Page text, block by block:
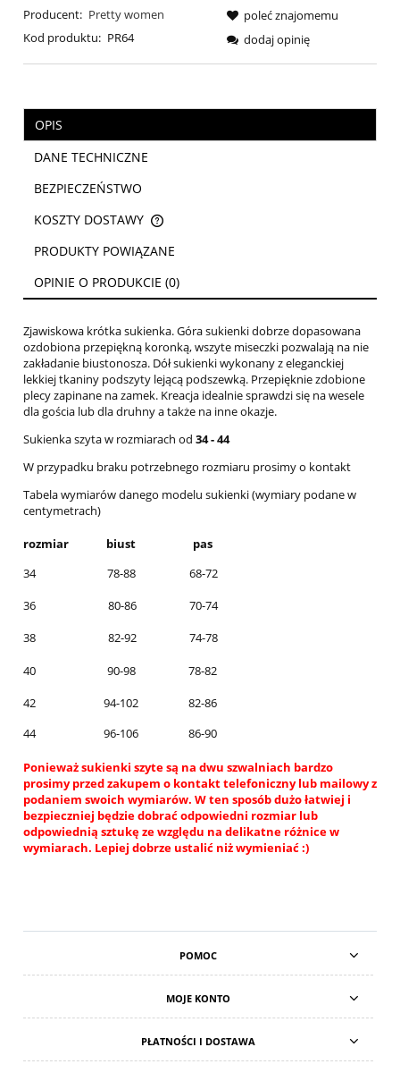
Producent: Pretty women
Kod produktu: PR64
poleć znajomemu
dodaj opinię
OPIS
DANE TECHNICZNE
BEZPIECZEŃSTWO
KOSZTY DOSTAWY
CENA NIE ZAWIERA EWENTUALNYCH KOSZTÓW PŁATNOŚCI
PRODUKTY POWIĄZANE
OPINIE O PRODUKCIE (0)
Zjawiskowa krótka sukienka. Góra sukienki dobrze dopasowana
ozdobiona przepiękną koronką, wszyte miseczki pozwalają na nie
zakładanie biustonosza. Dół sukienki wykonany z eleganckiej
lekkiej tkaniny podszyty lejącą podszewką. Przepięknie zdobione
plecy zapinane na zamek. Kreacja idealnie sprawdzi się na wesele
dla gościa lub dla druhny a także na inne okazje.
Sukienka szyta w rozmiarach od 34 - 44
W przypadku braku potrzebnego rozmiaru prosimy o kontakt
Tabela wymiarów danego modelu sukienki (wymiary podane w
centymetrach)
rozmiar biust
pas
34
78-88
68-72
36
80-86
70-74
38
82-92 74-78
40 90-98
78-82
42
94-102
82-86
44
96-106 86-90
Ponieważ sukienki szyte są na dwu szwalniach bardzo
prosimy przed zakupem o kontakt telefoniczny lub mailowy z
podaniem swoich wymiarów. W ten sposób dużo łatwiej i
bezpieczniej będzie dobrać odpowiedni rozmiar lub
odpowiednią sztukę ze względu na delikatne różnice w
wymiarach. Lepiej dobrze ustalić niż wymieniać :)
POMOC
MOJE KONTO
PŁATNOŚCI I DOSTAWA